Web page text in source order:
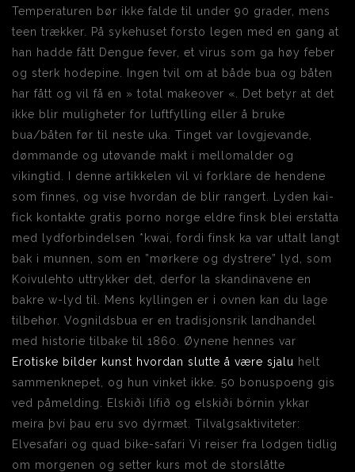
Temperaturen bør ikke falde til under 90 grader, mens
teen trækker. På sykehuset forsto legen med en gang at
han hadde fått Dengue fever, et virus som ga høy feber
og sterk hodepine. Ingen tvil om at både bua og båten
har fått og vil få en » total makeover «. Det betyr at det
ikke blir muligheter for luftfylling eller å bruke
bua/båten før til neste uka. Tinget var lovgjevande,
dømmande og utøvande makt i mellomalder og
vikingtid. I denne artikkelen vil vi forklare de hendene
som finnes, og vise hvordan de blir rangert. Lyden kai-
fick kontakte gratis porno norge eldre finsk blei erstatta
med lydforbindelsen *kwai, fordi finsk ka var uttalt langt
bak i munnen, som en ”mørkere og dystrere” lyd, som
Koivulehto uttrykker det, derfor la skandinavene en
bakre w-lyd til. Mens kyllingen er i ovnen kan du lage
tilbehør. Vognildsbua er en tradisjonsrik landhandel
med historie tilbake til 1860. Øynene hennes var
Erotiske bilder kunst hvordan slutte å være sjalu helt
sammenknepet, og hun vinket ikke. 50 bonuspoeng gis
ved påmelding. Elskiði lífið og elskiði börnin ykkar
meira því þau eru svo dýrmæt. Tilvalgsaktiviteter:
Elvesafari og quad bike-safari Vi reiser fra lodgen tidlig
om morgenen og setter kurs mot de storslåtte